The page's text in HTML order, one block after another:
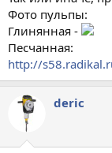
Фото пульпы:
Глинянная -
Песчанная:
http://
deric